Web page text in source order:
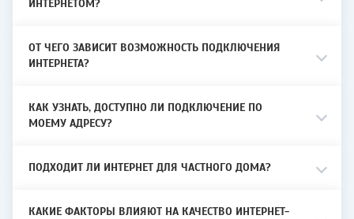
какие услуги и тарифы доступны в доме.
Подключение в квартире и частном
В многоквартирных домах подключение
выполняется по уже построенной сети. В
проверяет техническую возможность,
ИНТЕРНЕТОМ?
ОТ ЧЕГО ЗАВИСИТ ВОЗМОЖНОСТЬ ПОДКЛЮЧЕНИЯ
ИНТЕРНЕТА?
КАК УЗНАТЬ, ДОСТУПНО ЛИ ПОДКЛЮЧЕНИЕ ПО
МОЕМУ АДРЕСУ?
ПОДХОДИТ ЛИ ИНТЕРНЕТ ДЛЯ ЧАСТНОГО ДОМА?
КАКИЕ ФАКТОРЫ ВЛИЯЮТ НА КАЧЕСТВО ИНТЕРНЕТ-